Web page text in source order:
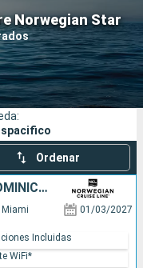
Norwegian Star
Compañías
Ordenar
ESTADOS UNIDOS, REPÚBLICA DOMINICANA, PUERTO RICO, PORTUGAL, ESPAÑA
Miami 01/03/2027
Incluidas
WiFi*